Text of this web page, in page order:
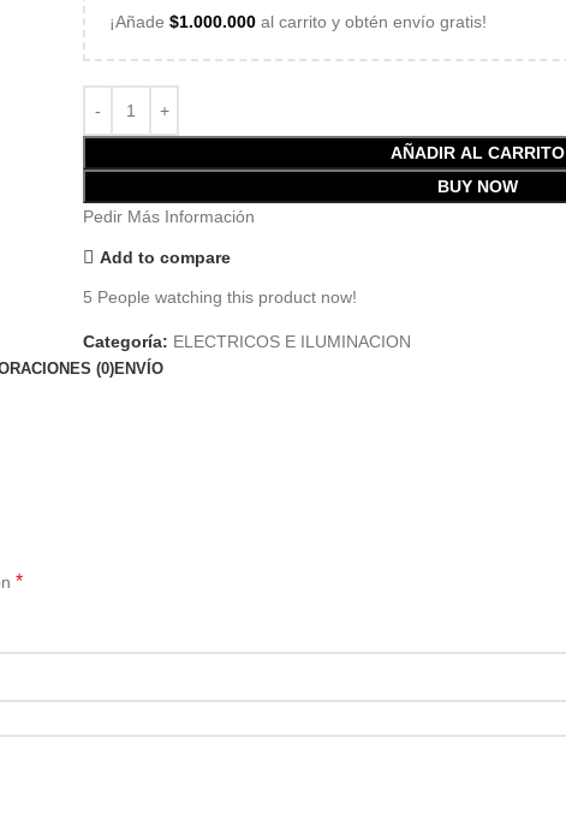
¡Añade $1.000.000 al carrito y obtén envío gratis!
AÑADIR AL CARRITO
BUY NOW
Pedir Más Información
Add to compare
5 People watching this product now!
Categoría: ELECTRICOS E ILUMINACION
(0)ENVÍO
*